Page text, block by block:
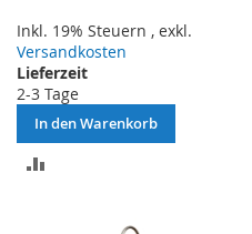
Inkl. 19% Steuern , exkl.
Versandkosten
Lieferzeit
2-3 Tage
In den Warenkorb